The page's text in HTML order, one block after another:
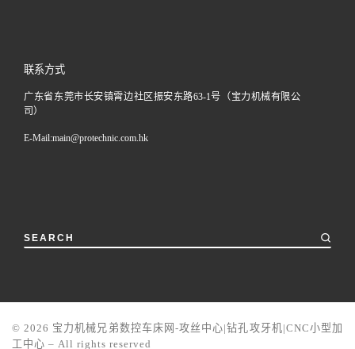
联系方式
广东省东莞市长安镇霄边社区振安东路63-1号（宝力机械有限公
司）
E-Mail:main@protechnic.com.hk
SEARCH
© 2026 宝力机械兄弟数控车床网-攻丝中心|钻孔攻牙机|CNC小型加
工中心 – All rights reserved